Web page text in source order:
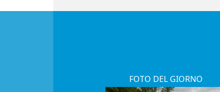
FOTO DEL GIORNO